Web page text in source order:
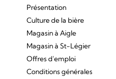
Présentation
Culture de la bière
Magasin à Aigle
Magasin à St-Légier
Offres d'emploi
Conditions générales